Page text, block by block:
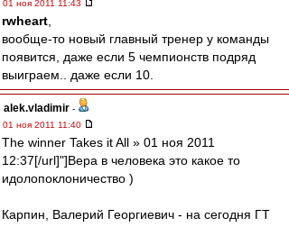
01 ноя 2011 11:43
rwheart
вообще-то новый главный тренер у команды
появится, даже если 5 чемпионств подряд
выиграем.. даже если 10.
alek.vladimir -
01 ноя 2011 11:40
The winner Takes it All » 01 ноя 2011
12:37[/url]"]Вера в человека это какое то
идолопоклоничество )
Карпин, Валерий Георгиевич - на сегодня ГТ